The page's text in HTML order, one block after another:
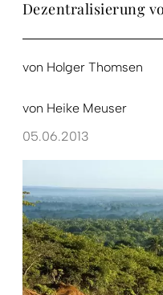
Dezentralisierung
von Holger Thomsen
von Heike Meuser
05.06.2013